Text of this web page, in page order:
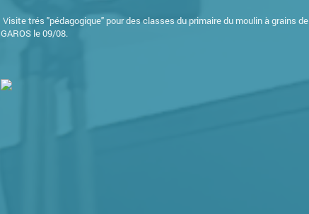
Visite trés "pédagogique" pour des classes du primaire du moulin à grains de
GAROS le 09/08.